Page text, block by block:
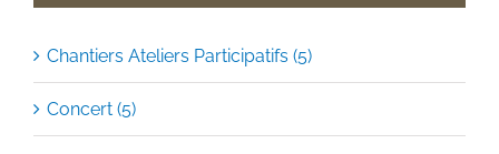
Chantiers Ateliers Participatifs (5)
Concert (5)